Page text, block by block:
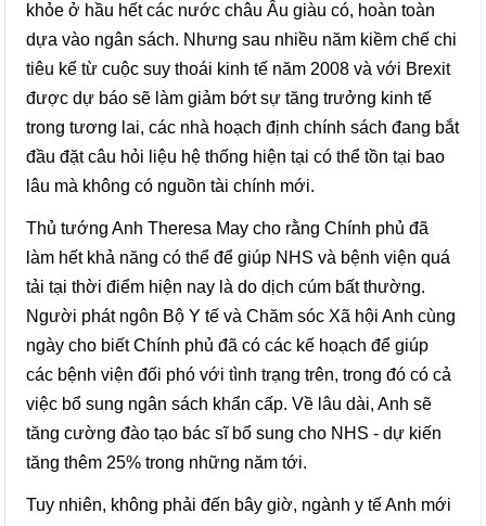
khỏe ở hầu hết các nước châu Âu giàu có, hoàn toàn
dựa vào ngân sách. Nhưng sau nhiều năm kiềm chế chi
tiêu kể từ cuộc suy thoái kinh tế năm 2008 và với Brexit
được dự báo sẽ làm giảm bớt sự tăng trưởng kinh tế
trong tương lai, các nhà hoạch định chính sách đang bắt
đầu đặt câu hỏi liệu hệ thống hiện tại có thể tồn tại bao
lâu mà không có nguồn tài chính mới.
Thủ tướng Anh Theresa May cho rằng Chính phủ đã
làm hết khả năng có thể để giúp NHS và bệnh viện quá
tải tại thời điểm hiện nay là do dịch cúm bất thường.
Người phát ngôn Bộ Y tế và Chăm sóc Xã hội Anh cùng
ngày cho biết Chính phủ đã có các kế hoạch để giúp
các bệnh viện đối phó với tình trạng trên, trong đó có cả
việc bổ sung ngân sách khẩn cấp. Về lâu dài, Anh sẽ
tăng cường đào tạo bác sĩ bổ sung cho NHS - dự kiến
tăng thêm 25% trong những năm tới.
Tuy nhiên, không phải đến bây giờ, ngành y tế Anh mới